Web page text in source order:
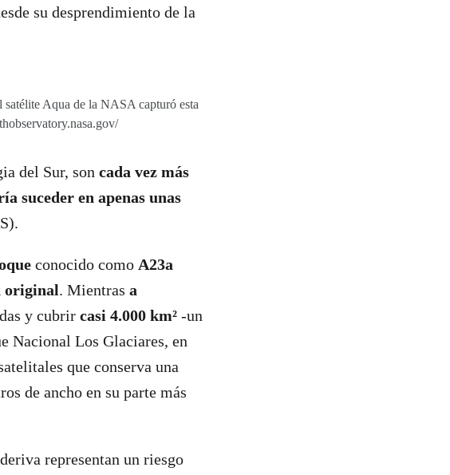
su desprendimiento de la
Aqua de la NASA capturó esta
del Sur, son cada vez más
suceder en apenas unas
conocido como A23a
original. Mientras a
y cubrir casi 4.000 km² -un
Nacional Los Glaciares, en
que conserva una
de ancho en su parte más
representan un riesgo